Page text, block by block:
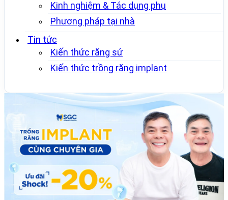
Kinh nghiệm & Tác dụng phụ
Phương pháp tại nhà
Tin tức
Kiến thức răng sứ
Kiến thức trồng răng implant